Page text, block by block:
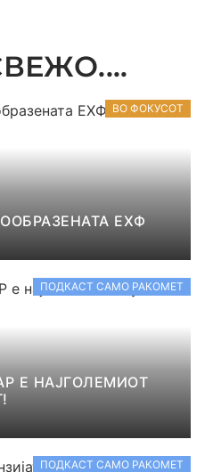
ВО ФОКУСОТ
ЕХФ
ПОДКАСТ САМО РАКОМЕТ
Е НАЈГОЛЕМИОТ
ПОДКАСТ САМО РАКОМЕТ